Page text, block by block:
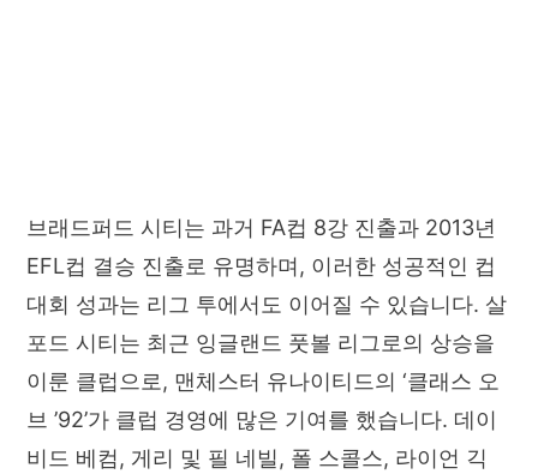
브래드퍼드 시티는 과거 FA컵 8강 진출과 2013년
EFL컵 결승 진출로 유명하며, 이러한 성공적인 컵
대회 성과는 리그 투에서도 이어질 수 있습니다. 살
포드 시티는 최근 잉글랜드 풋볼 리그로의 상승을
이룬 클럽으로, 맨체스터 유나이티드의 ‘클래스 오
브 ’92’가 클럽 경영에 많은 기여를 했습니다. 데이
비드 베컴, 게리 및 필 네빌, 폴 스콜스, 라이언 긱